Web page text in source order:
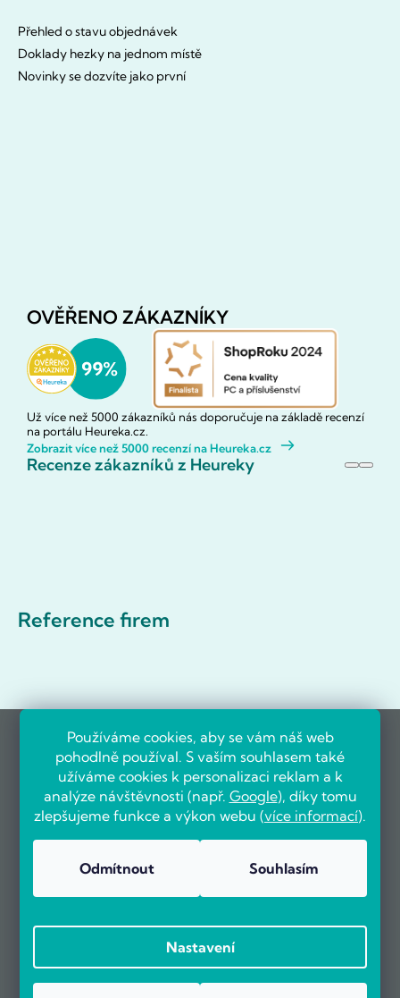
Používáme cookies, aby se vám náš web
pohodlně používal. S vaším souhlasem také
užíváme cookies k personalizaci reklam a k
analýze návštěvnosti (např. Google), díky tomu
zlepšujeme funkce a výkon webu (více informací).
Odmítnout Souhlasím
Nastavení
Přehled o stavu objednávek
Doklady hezky na jednom místě
Novinky se dozvíte jako první
OVĚŘENO ZÁKAZNÍKY
Už více než 5000 zákazníků nás doporučuje na základě recenzí
na portálu Heureka.cz.
Zobrazit více než 5000 recenzí na Heureka.cz
Recenze zákazníků z Heureky
Reference firem